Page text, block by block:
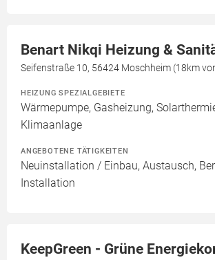
Benart Nikqi Heizung &
Seifenstraße 10, 56424 Moschheim (18km
HEIZUNG SPEZIALGEBIETE
Wärmepumpe, Gasheizung,
Klimaanlage
ANGEBOTENE TÄTIGKEITEN
Neuinstallation / Einbau, Austausch,
Installation
KeepGreen - Grüne